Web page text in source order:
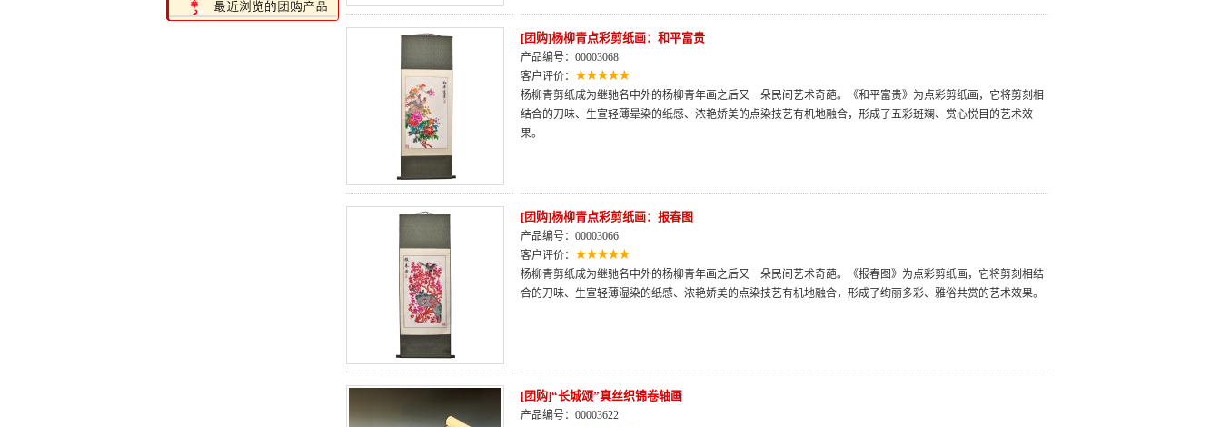
[团购]杨柳青点彩剪纸画：和平富贵
产品编号：00003068
客户评价：
杨柳青剪纸成为继驰名中外的杨柳青年画之后又一朵民间艺术奇葩。《和平富贵》为点彩剪纸画，它将剪刻相
结合的刀味、生宣轻薄晕染的纸感、浓艳娇美的点染技艺有机地融合，形成了五彩斑斓、赏心悦目的艺术效
果。
[团购]杨柳青点彩剪纸画：报春图
产品编号：00003066
客户评价：
杨柳青剪纸成为继驰名中外的杨柳青年画之后又一朵民间艺术奇葩。《报春图》为点彩剪纸画，它将剪刻相结
合的刀味、生宣轻薄湿染的纸感、浓艳娇美的点染技艺有机地融合，形成了绚丽多彩、雅俗共赏的艺术效果。
[团购]“长城颂”真丝织锦卷轴画
产品编号：00003622